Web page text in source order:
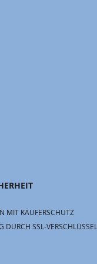
MIT KÄUFERSCHUTZ
DURCH SSL-